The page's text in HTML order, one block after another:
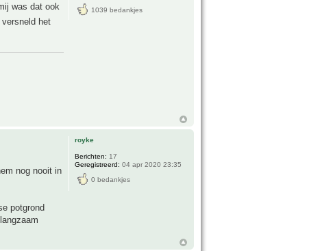
was dat ook
het
1039 bedankjes
nog nooit in
potgrond
royke
Berichten: 17
Geregistreerd: 04 apr 2020 23:35
0 bedankjes